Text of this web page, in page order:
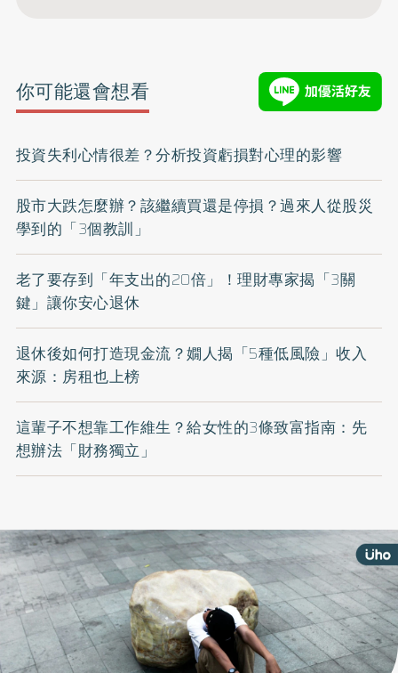
你可能還會想看
投資失利心情很差？分析投資虧損對心理的影響
股市大跌怎麼辦？該繼續買還是停損？過來人從股災
學到的「3個教訓」
老了要存到「年支出的20倍」！理財專家揭「3關
鍵」讓你安心退休
退休後如何打造現金流？嫺人揭「5種低風險」收入
來源：房租也上榜
這輩子不想靠工作維生？給女性的3條致富指南：先
想辦法「財務獨立」